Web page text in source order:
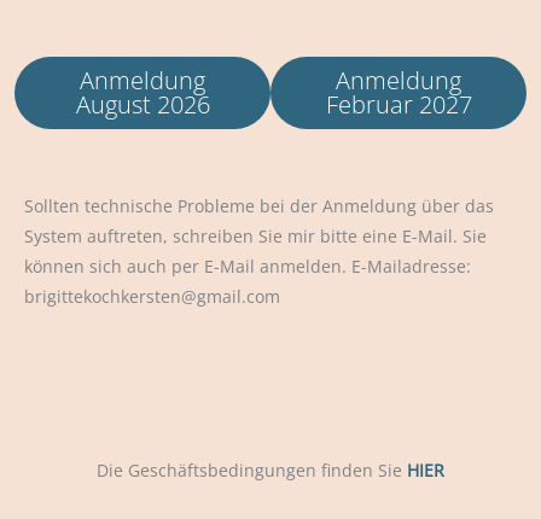
Anmeldung
August 2026
Anmeldung
Februar 2027
Sollten technische Probleme bei der Anmeldung über das
System auftreten, schreiben Sie mir bitte eine E-Mail. Sie
können sich auch per E-Mail anmelden. E-Mailadresse:
brigittekochkersten@gmail.com
Die Geschäftsbedingungen finden Sie HIER